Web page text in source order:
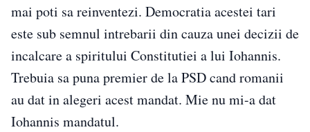
mai poti sa reinventezi. Democratia acestei tari
este sub semnul intrebarii din cauza unei decizii de
incalcare a spiritului Constitutiei a lui Iohannis.
Trebuia sa puna premier de la PSD cand romanii
au dat in alegeri acest mandat. Mie nu mi-a dat
Iohannis mandatul.